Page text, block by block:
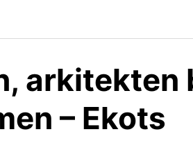
arkitekten
– Ekots